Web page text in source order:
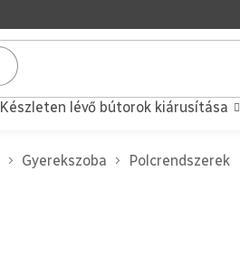
Készleten lévő bútorok kiárusítása
Gyerekszoba Polcrendszerek